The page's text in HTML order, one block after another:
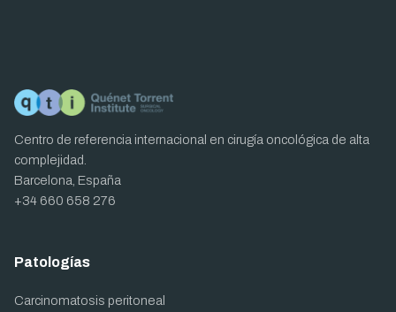
Centro de referencia internacional en cirugía oncológica de alta
complejidad.
Barcelona, España
+34 660 658 276
Patologías
Carcinomatosis peritoneal